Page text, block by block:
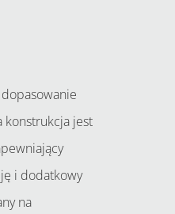
konstrukcja jest
i dodatkowy
na